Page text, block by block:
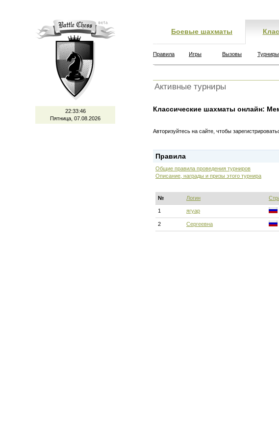
22:33:46
Пятница, 07.08.2026
Боевые шахматы
Правила Игры Вызовы Турниры
Активные турниры
Классические шахматы онлайн:
Авторизуйтесь на сайте, чтобы
Правила
Общие правила проведения турниров
Описание, награды и призы этого турнира
№ Логин
1 ягуар
2 Сергеевна